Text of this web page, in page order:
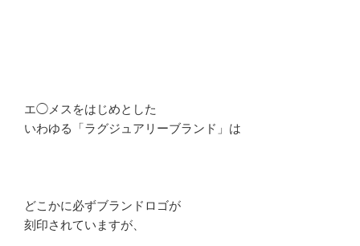
エ◯メスをはじめとした
いわゆる「ラグジュアリーブランド」は
どこかに必ずブランドロゴが
刻印されていますが、